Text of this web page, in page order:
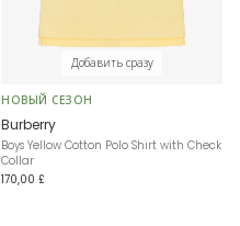
Добавить сразу
НОВЫЙ СЕЗОН
Burberry
Boys Yellow Cotton Polo Shirt with Check
Collar
170,00 £